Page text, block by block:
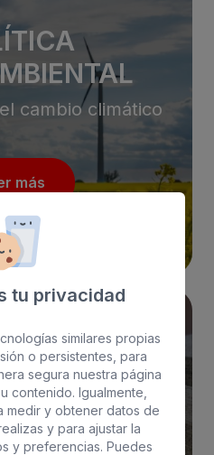
cambio climático
más
CALIDAD
diariamente para
necesidades de
tu privacidad
similares propias
o persistentes, para
segura nuestra página
contenido. Igualmente,
medir y obtener datos de
y para ajustar la
y preferencias. Puedes